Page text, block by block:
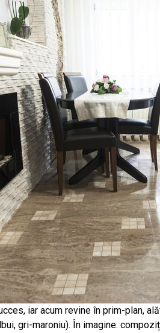
iar acum revine în prim-plan,
gri-maroniu). În imagine: